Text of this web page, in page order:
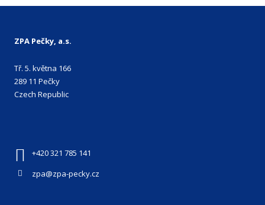
ZPA Pečky, a.s.
Tř. 5. května 166
289 11 Pečky
Czech Republic
+420 321 785 141
zpa@zpa-pecky.cz